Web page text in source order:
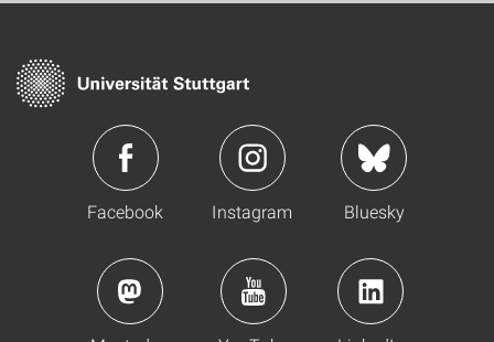
Facebook Instagram Bluesky